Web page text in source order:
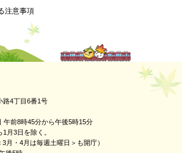
注意事項
路4丁目6番1号
午前8時45分から午後5時15分
月3日を除く。
月・4月は毎週土曜日＞も開庁）